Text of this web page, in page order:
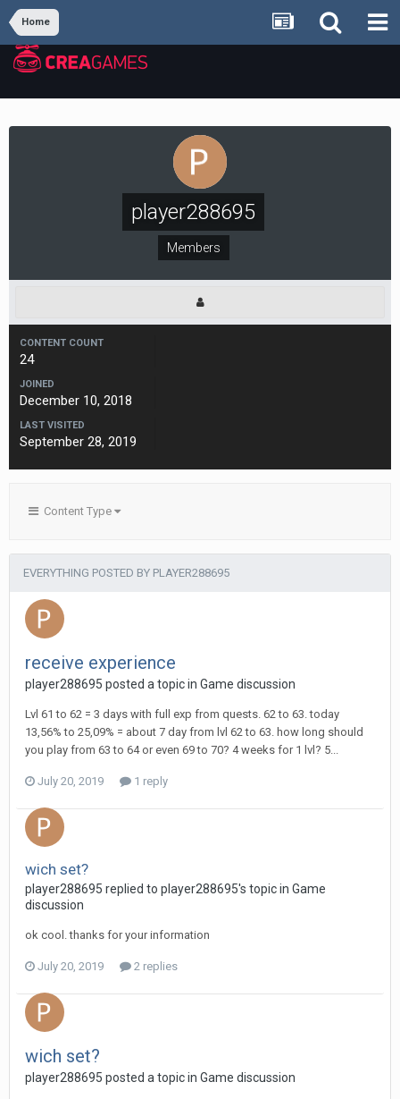
Home
player288695
Members
CONTENT COUNT
24
JOINED
December 10, 2018
LAST VISITED
September 28, 2019
Content Type
EVERYTHING POSTED BY PLAYER288695
receive experience
player288695 posted a topic in Game discussion
Lvl 61 to 62 = 3 days with full exp from quests. 62 to 63. today
13,56% to 25,09% = about 7 day from lvl 62 to 63. how long should
you play from 63 to 64 or even 69 to 70? 4 weeks for 1 lvl? 5...
July 20, 2019 1 reply
wich set?
player288695 replied to player288695's topic in Game
discussion
ok cool. thanks for your information
July 20, 2019 2 replies
wich set?
player288695 posted a topic in Game discussion